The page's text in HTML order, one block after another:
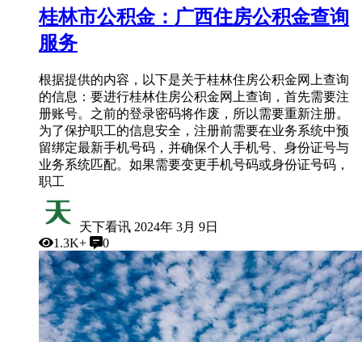
桂林市公积金：广西住房公积金查询
服务
根据提供的内容，以下是关于桂林住房公积金网上查询
的信息：要进行桂林住房公积金网上查询，首先需要注
册账号。之前的登录密码将作废，所以需要重新注册。
为了保护职工的信息安全，注册前需要在业务系统中预
留绑定最新手机号码，并确保个人手机号、身份证号与
业务系统匹配。如果需要变更手机号码或身份证号码，
职工
天下看讯 2024年 3月 9日
1.3K+
0